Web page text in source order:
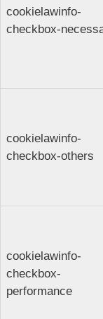
cookielawinfo-
checkbox-
cookielawinfo-
checkbox-others
cookielawinfo-
checkbox-
performance